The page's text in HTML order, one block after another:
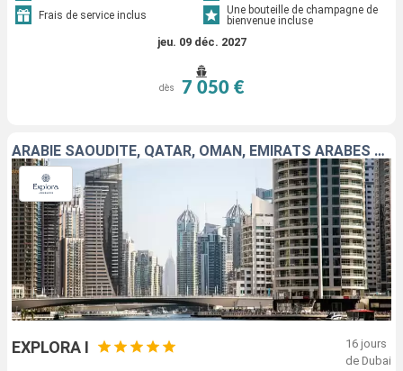
Frais de service inclus
Une bouteille de champagne de
bienvenue incluse
jeu. 09 déc. 2027
dès 7 050 €
ARABIE SAOUDITE, QATAR, OMAN, EMIRATS ARABES UNIS
EXPLORA I
16 jours
de Dubai